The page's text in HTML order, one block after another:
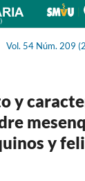
Vol. 54 Núm. 209
y
y